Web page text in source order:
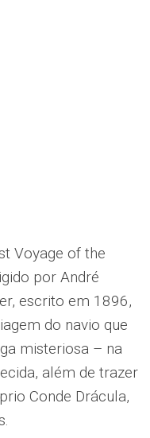
Voyage of the
por André
escrito em 1896,
do navio que
misteriosa – na
além de trazer
Conde Drácula,